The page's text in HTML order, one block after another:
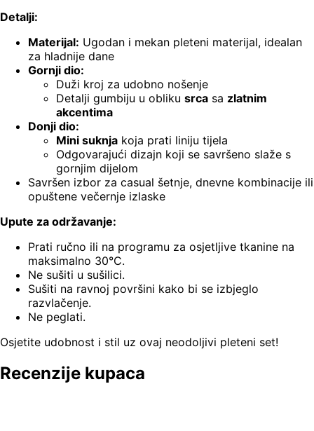
Detalji:
Materijal: Ugodan i mekan pleteni materijal, idealan
za hladnije dane
Gornji dio:
Duži kroj za udobno nošenje
Detalji gumbiju u obliku srca sa zlatnim
akcentima
Donji dio:
Mini suknja koja prati liniju tijela
Odgovarajući dizajn koji se savršeno slaže s
gornjim dijelom
Savršen izbor za casual šetnje, dnevne kombinacije ili
opuštene večernje izlaske
Upute za održavanje:
Prati ručno ili na programu za osjetljive tkanine na
maksimalno 30°C.
Ne sušiti u sušilici.
Sušiti na ravnoj površini kako bi se izbjeglo
razvlačenje.
Ne peglati.
Osjetite udobnost i stil uz ovaj neodoljivi pleteni set!
Recenzije kupaca